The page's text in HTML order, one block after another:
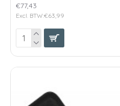
€77,43
Excl. BTW:€63,99